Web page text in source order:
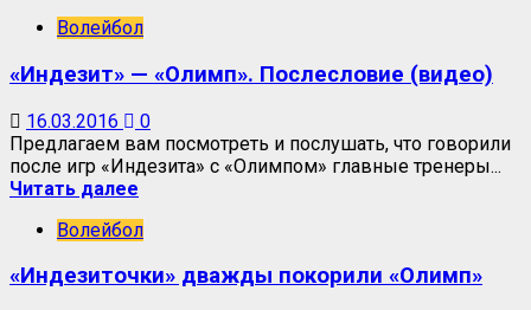
Волейбол
«Индезит» — «Олимп». Послесловие (видео)
16.03.2016
0
Предлагаем вам посмотреть и послушать, что говорили
после игр «Индезита» с «Олимпом» главные тренеры...
Читать далее
Волейбол
«Индезиточки» дважды покорили «Олимп»